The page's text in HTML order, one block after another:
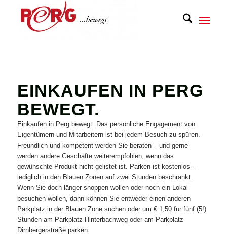
EINKAUFEN IN PERG
BEWEGT.
Einkaufen in Perg bewegt. Das persönliche Engagement von
Eigentümern und Mitarbeitern ist bei jedem Besuch zu spüren.
Freundlich und kompetent werden Sie beraten – und gerne
werden andere Geschäfte weiterempfohlen, wenn das
gewünschte Produkt nicht gelistet ist. Parken ist kostenlos –
lediglich in den Blauen Zonen auf zwei Stunden beschränkt.
Wenn Sie doch länger shoppen wollen oder noch ein Lokal
besuchen wollen, dann können Sie entweder einen anderen
Parkplatz in der Blauen Zone suchen oder um € 1,50 für fünf (5!)
Stunden am Parkplatz Hinterbachweg oder am Parkplatz
Dirnbergerstraße parken.